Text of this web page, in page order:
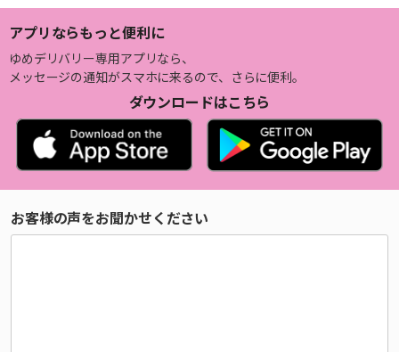
アプリならもっと便利に
ゆめデリバリー専用アプリなら、
メッセージの通知がスマホに来るので、さらに便利。
ダウンロードはこちら
お客様の声をお聞かせください